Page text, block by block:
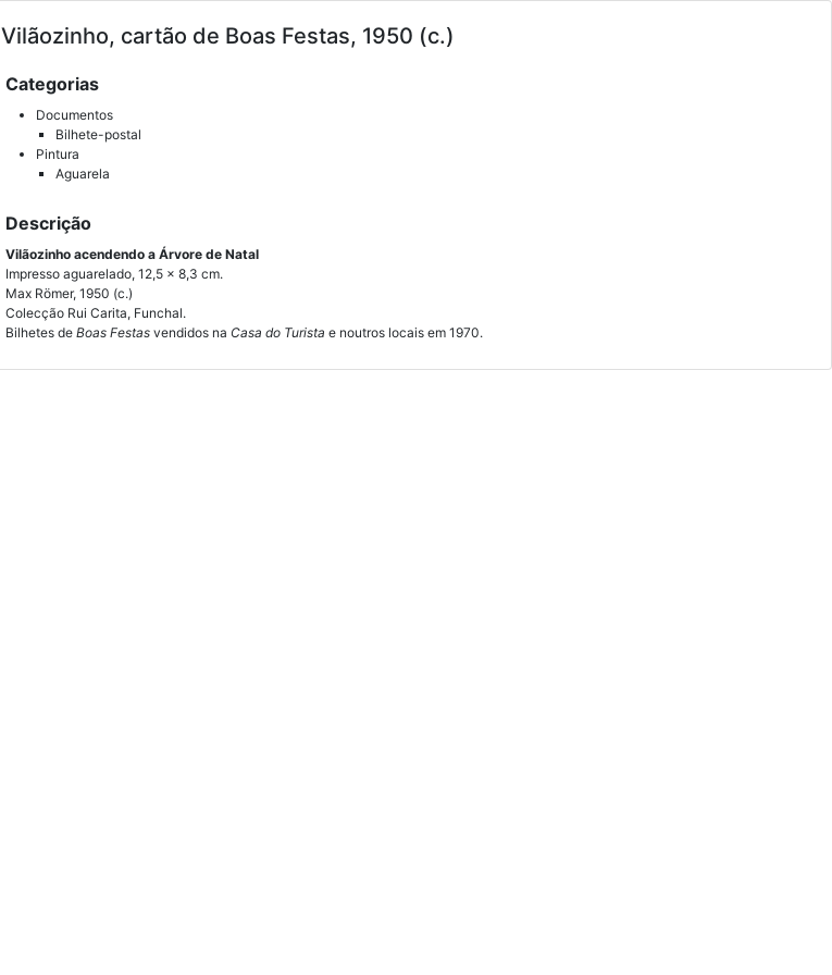
Vilãozinho, cartão de Boas Festas, 1950 (c.)
Categorias
Documentos
Bilhete-postal
Pintura
Aguarela
Descrição
Vilãozinho acendendo a Árvore de Natal
Impresso aguarelado, 12,5 x 8,3 cm.
Max Römer, 1950 (c.)
Colecção Rui Carita, Funchal.
Bilhetes deBoas Festasvendidos naCasa do Turistae noutros locais em 1970.